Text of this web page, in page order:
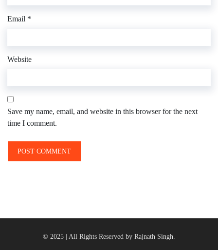
Email *
Website
Save my name, email, and website in this browser for the next
time I comment.
© 2025 | All Rights Reserved by Rajnath Singh.